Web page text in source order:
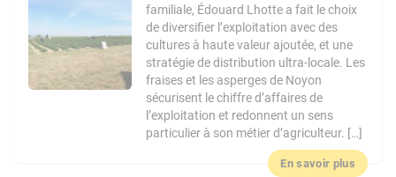
familiale, Édouard Lhotte a fait le choix
de diversifier l’exploitation avec des
cultures à haute valeur ajoutée, et une
stratégie de distribution ultra-locale. Les
fraises et les asperges de Noyon
sécurisent le chiffre d’affaires de
l’exploitation et redonnent un sens
particulier à son métier d’agriculteur. […]
En savoir plus